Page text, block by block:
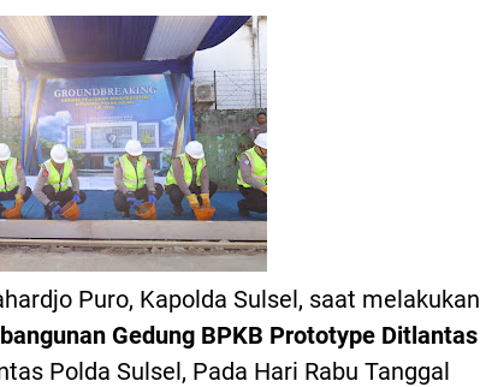
Puro, Kapolda Sulsel, saat melakukan
Gedung BPKB Prototype Ditlantas
Polda Sulsel, Pada Hari Rabu Tanggal